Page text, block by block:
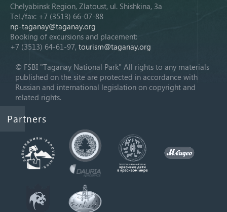
Chelyabinsk Region, Zlatoust, ul. Shishkina, 3a
Tel./fax: +7 (3513) 66-07-88
np-taganay@taganay.org
Booking of excursions and placement:
+7 (3513) 64-61-97, tourism@taganay.org
© FSBI "Taganay National Park" All rights to any materials
published on the site are protected in accordance with
Russian and international legislation on copyright and
related rights.
Partners